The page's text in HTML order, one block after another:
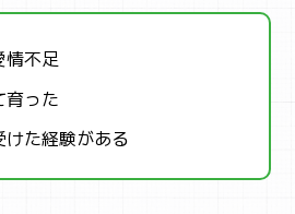
情不足
育った
けた経験がある